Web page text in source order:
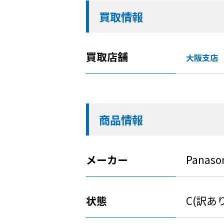
買取情報
買取店舗 大阪支店
商品情報
メーカー
状態 C(訳あ